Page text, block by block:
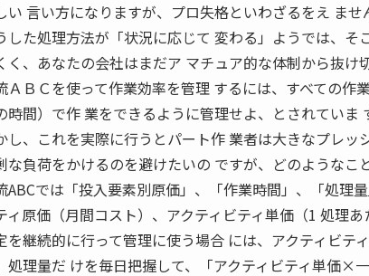
い 言い方になりますが、プロ失格といわざるをえ ませ
した処理方法が「状況に応じて 変わる」ようでは、
く、あなたの会社はまだア マチュア的な体制から抜け
ＡＢＣを使って作業効率を管理 するには、すべての作
時間）で作 業をできるように管理せよ、とされていま
し、これを実際に行うとパート作 業者は大きなプレッ
な負荷をかけるのを避けたいの ですが、どのような
ABCでは「投入要素別原価」、「作業時間」、「処理
ィ原価（月間コスト）、アクティビティ単価（1 処理あ
を継続的に行って管理に使う場合 には、アクティビテ
処理量だ けを毎日把握して、「アクティビティ単価×